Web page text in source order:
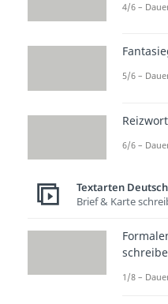
Jetzt
richtig
auch
du
4/6 –
5/6 –
6/6 –
Textarten Deutsch
Brief & Karte
1/8 –